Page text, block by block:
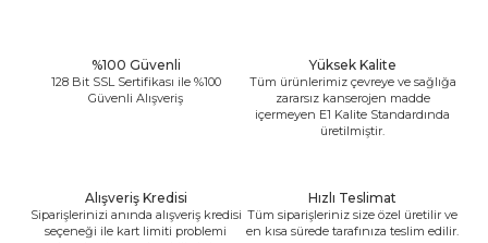
%100 Güvenli
128 Bit SSL Sertifikası ile %100
Güvenli Alışveriş
Yüksek Kalite
Tüm ürünlerimiz çevreye ve sağlığa
zararsız kanserojen madde
içermeyen E1 Kalite Standardında
üretilmiştir.
Alışveriş Kredisi
Siparişlerinizi anında alışveriş kredisi
seçeneği ile kart limiti problemi
Hızlı Teslimat
Tüm siparişleriniz size özel üretilir ve
en kısa sürede tarafınıza teslim edilir.